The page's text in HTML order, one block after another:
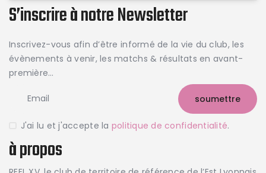
S’inscrire à notre Newsletter
Inscrivez-vous afin d’être informé de la vie du club, les
évènements à venir, les matchs & résultats en avant-
première…
J'ai lu et j'accepte la politique de confidentialité.
à propos